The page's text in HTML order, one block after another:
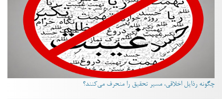
چگونه رذایل اخلاقی، مسیر تحقیق را منحرف می‌کنند؟